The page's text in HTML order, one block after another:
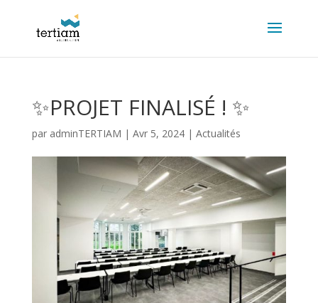
✨PROJET FINALISÉ ! ✨
par adminTERTIAM | Avr 5, 2024| Actualités